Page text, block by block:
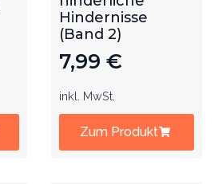
Hindernisse
(Band 2)
7,99 €
inkl. MwSt.
Zum Produkt